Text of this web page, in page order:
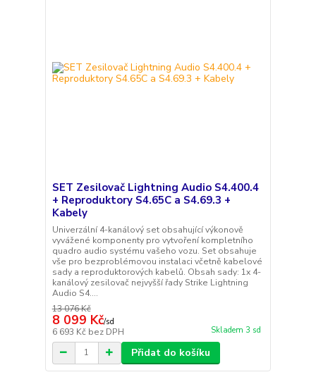
SET Zesilovač Lightning Audio S4.400.4
+ Reproduktory S4.65C a S4.69.3 +
Kabely
Univerzální 4-kanálový set obsahující výkonově
vyvážené komponenty pro vytvoření kompletního
quadro audio systému vašeho vozu. Set obsahuje
vše pro bezproblémovou instalaci včetně kabelové
sady a reproduktorových kabelů. Obsah sady: 1x 4-
kanálový zesilovač nejvyšší řady Strike Lightning
Audio S4....
13 076 Kč
8 099 Kč/sd
6 693 Kč bez DPH Skladem 3 sd
Přidat do košíku